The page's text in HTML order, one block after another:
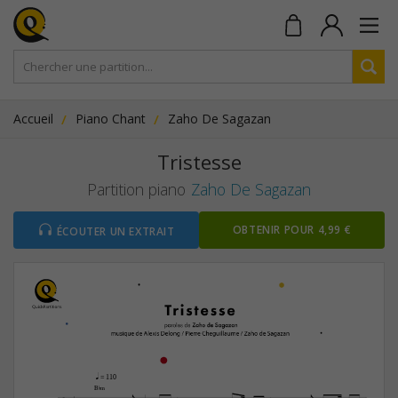
Accueil Piano Chant Zaho De Sagazan
Tristesse
Partition piano Zaho De Sagazan
ÉCOUTER UN EXTRAIT OBTENIR POUR 4,99 €
B¨‹
q = 110